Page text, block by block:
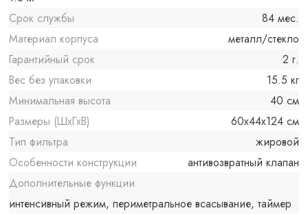
Срок службы
84 мес.
Материал корпуса
металл/стекло
Гарантийный срок
2 г.
Вес без упаковки
15.5 кг
Минимальная высота
40 см
Размеры (ШxГxВ)
60x44x124 см
Тип фильтра
жировой
Особенности конструкции
антивозвратный клапан
Дополнительные функции
интенсивный режим, периметральное всасывание, таймер